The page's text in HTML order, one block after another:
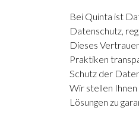
Bei Quinta ist
Datenschutz,
Dieses
Praktiken
Schutz der
Wir stellen
Lösungen zu